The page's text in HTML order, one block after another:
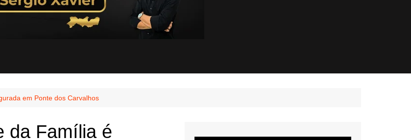
em Ponte dos Carvalhos
da Família é